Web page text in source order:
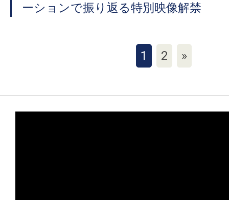
ーションで振り返る特別映像解禁
1 2 »